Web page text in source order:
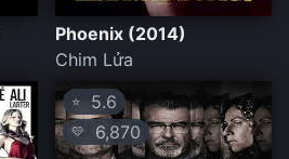
Phoenix (2014)
Chim Lửa
⭐ 5.6
💛 6,870